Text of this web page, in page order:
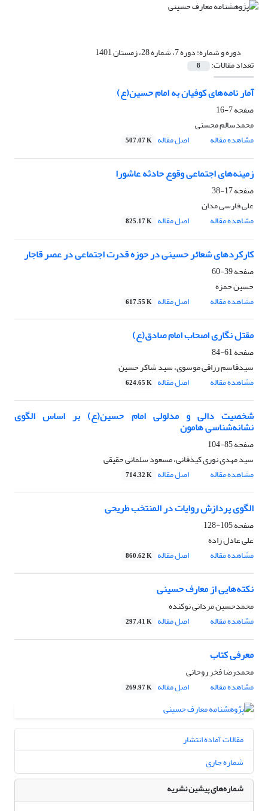
دوره و شماره:دوره 7، شماره 28، زمستان 1401
تعداد مقالات: 8
آمار نامه‌های کوفیان به امام حسین(ع)
صفحه7-16
محمدسالم محسنی
مشاهده مقاله
اصل مقاله 507.07 K
زمینه‌های اجتماعی وقوع حادثه عاشورا
صفحه17-38
علی فارسی مدان
مشاهده مقاله
اصل مقاله 825.17 K
کارکردهای شعائر حسینی در حوزه قدرت اجتماعی در عصر قاجار
صفحه39-60
حسین حمزه
مشاهده مقاله
اصل مقاله 617.55 K
مقتل نگاری اصحاب امام صادق(ع)
صفحه61-84
سیدقاسم رزاقی موسوی، سید شاکر حسین
مشاهده مقاله
اصل مقاله 624.65 K
شخصیت دالی و مدلولی امام حسین(ع) بر اساس الگوی
نشانه‌شناسی هامون
صفحه85-104
سید مهدی نوری کیذقانی، مسعود سلمانی حقیقی
مشاهده مقاله
اصل مقاله 714.32 K
الگوی پردازش روایات در المنتخب طریحی
صفحه105-128
علی عادل زاده
مشاهده مقاله
اصل مقاله 860.62 K
نکته‌هایی از معارف حسینی
محمدحسین مردانی نوکنده
مشاهده مقاله
اصل مقاله 297.41 K
معرفی کتاب
محمدرضا فخر روحانی
مشاهده مقاله
اصل مقاله 269.97 K
مقالات آماده انتشار
شماره جاری
شماره‌های پیشین نشریه